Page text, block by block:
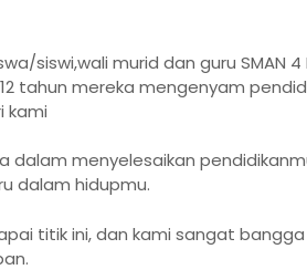
siswi,wali murid dan guru SMAN
tahun mereka mengenyam
kami
menyelesaikan
dalam hidupmu.
titik ini, dan kami sangat